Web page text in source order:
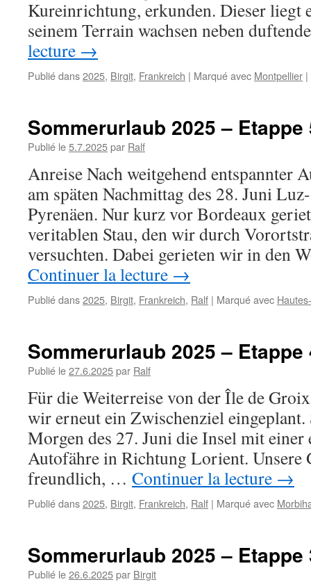
Kureinrichtung, erkunden. Dieser liegt
seinem Terrain wachsen neben
lecture →
Publié dans2025, Birgit, Frankreich | Marqué avec Montpellier |
Sommerurlaub 2025 – Etappe
Publié le5.7.2025par Ralf
Anreise Nach weitgehend entspannter
am späten Nachmittag des 28. Juni
Pyrenäen. Nur kurz vor Bordeaux
veritablen Stau, den wir durch
versuchten. Dabei gerieten wir in den
Continuer la lecture →
Publié dans2025, Birgit, Frankreich, Ralf | Marqué avec
Sommerurlaub 2025 – Etappe
Publié le27.6.2025par Ralf
Für die Weiterreise von der Île de
wir erneut ein Zwischenziel
Morgen des 27. Juni die Insel mit einer
Autofähre in Richtung Lorient. Unsere
freundlich, … Continuer la lecture →
Publié dans2025, Birgit, Frankreich, Ralf | Marqué avec
Sommerurlaub 2025 – Etappe
Publié le26.6.2025par Birgit